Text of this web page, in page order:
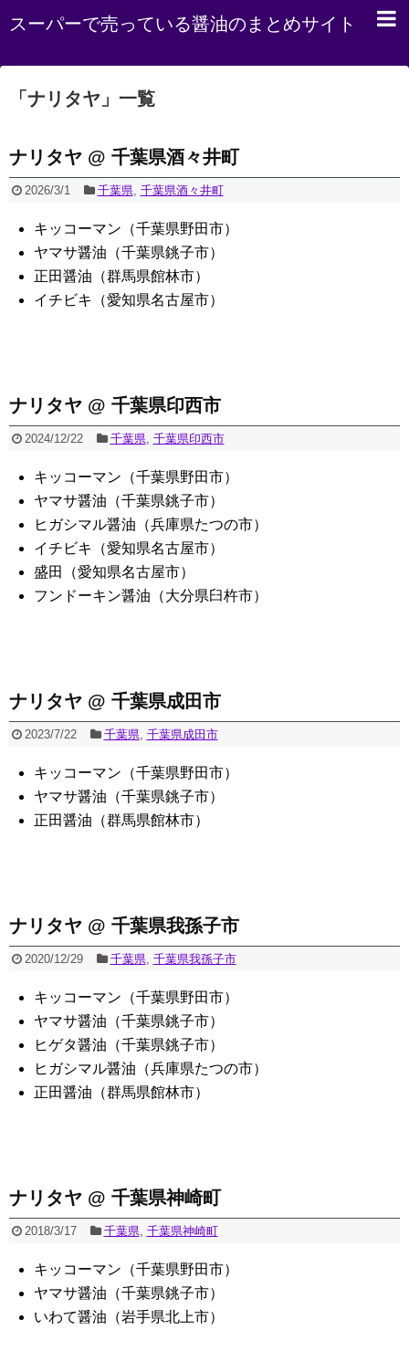
スーパーで売っている醤油のまとめサイト
「 ナリタヤ 」 一覧
ナリタヤ @ 千葉県酒々井町
2026/3/1 千葉県, 千葉県酒々井町
キッコーマン（千葉県野田市）
ヤマサ醤油（千葉県銚子市）
正田醤油（群馬県館林市）
イチビキ（愛知県名古屋市）
ナリタヤ @ 千葉県印西市
2024/12/22 千葉県, 千葉県印西市
キッコーマン（千葉県野田市）
ヤマサ醤油（千葉県銚子市）
ヒガシマル醤油（兵庫県たつの市）
イチビキ（愛知県名古屋市）
盛田（愛知県名古屋市）
フンドーキン醤油（大分県臼杵市）
ナリタヤ @ 千葉県成田市
2023/7/22 千葉県, 千葉県成田市
キッコーマン（千葉県野田市）
ヤマサ醤油（千葉県銚子市）
正田醤油（群馬県館林市）
ナリタヤ @ 千葉県我孫子市
2020/12/29 千葉県, 千葉県我孫子市
キッコーマン（千葉県野田市）
ヤマサ醤油（千葉県銚子市）
ヒゲタ醤油（千葉県銚子市）
ヒガシマル醤油（兵庫県たつの市）
正田醤油（群馬県館林市）
ナリタヤ @ 千葉県神崎町
2018/3/17 千葉県, 千葉県神崎町
キッコーマン（千葉県野田市）
ヤマサ醤油（千葉県銚子市）
いわて醤油（岩手県北上市）